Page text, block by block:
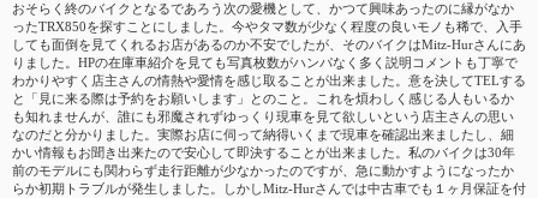
おそらく終のバイクとなるであろう次の愛機として、かつて興味あったのに縁がなか
ったTRX850を探すことにしました。今やタマ数が少なく程度の良いモノも稀で、入手
しても面倒を見てくれるお店があるのか不安でしたが、そのバイクはMitz-Hurさんにあ
りました。HPの在庫車紹介を見ても写真枚数がハンパなく多く説明コメントも丁寧で
わかりやすく店主さんの情熱や愛情を感じ取ることが出来ました。意を決してTELする
と「見に来る際は予約をお願いします」とのこと。これを煩わしく感じる人もいるか
も知れませんが、誰にも邪魔されずゆっくり現車を見て欲しいという店主さんの思い
なのだと分かりました。実際お店に伺って納得いくまで現車を確認出来ましたし、細
かい情報もお聞き出来たので安心して即決することが出来ました。私のバイクは30年
前のモデルにも関わらず走行距離が少なかったのですが、急に動かすようになったか
らか初期トラブルが発生しました。しかしMitz-Hurさんでは中古車でも１ヶ月保証を付